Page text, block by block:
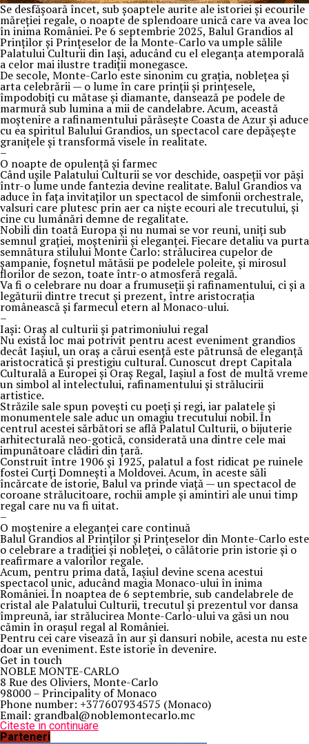
Se desfășoară încet, sub șoaptele aurite ale istoriei și ecourile
măreției regale, o noapte de splendoare unică care va avea loc
în inima României. Pe 6 septembrie 2025, Balul Grandios al
Prinților și Prințeselor de la Monte-Carlo va umple sălile
Palatului Culturii din Iași, aducând cu el eleganța atemporală
a celor mai ilustre tradiții monegasce.
De secole, Monte-Carlo este sinonim cu grația, noblețea și
arta celebrării — o lume în care prinții și prințesele,
împodobiți cu mătase și diamante, dansează pe podele de
marmură sub lumina a mii de candelabre. Acum, această
moștenire a rafinamentului părăsește Coasta de Azur și aduce
cu ea spiritul Balului Grandios, un spectacol care depășește
granițele și transformă visele în realitate.
–
O noapte de opulență și farmec
Când ușile Palatului Culturii se vor deschide, oaspeții vor păși
într-o lume unde fantezia devine realitate. Balul Grandios va
aduce în fața invitaților un spectacol de simfonii orchestrale,
valsuri care plutesc prin aer ca niște ecouri ale trecutului, și
cine cu lumânări demne de regalitate.
Nobili din toată Europa și nu numai se vor reuni, uniți sub
semnul grației, moștenirii și eleganței. Fiecare detaliu va purta
semnătura stilului Monte Carlo: strălucirea cupelor de
șampanie, foșnetul mătăsii pe podelele poleite, și mirosul
florilor de sezon, toate într-o atmosferă regală.
Va fi o celebrare nu doar a frumuseții și rafinamentului, ci și a
legăturii dintre trecut și prezent, între aristocrația
românească și farmecul etern al Monaco-ului.
–
Iași: Oraș al culturii și patrimoniului regal
Nu există loc mai potrivit pentru acest eveniment grandios
decât Iașiul, un oraș a cărui esență este pătrunsă de eleganță
aristocratică și prestigiu cultural. Cunoscut drept Capitala
Culturală a Europei și Oraș Regal, Iașiul a fost de multă vreme
un simbol al intelectului, rafinamentului și strălucirii
artistice.
Străzile sale spun povești cu poeți și regi, iar palatele și
monumentele sale aduc un omagiu trecutului nobil. În
centrul acestei sărbători se află Palatul Culturii, o bijuterie
arhitecturală neo-gotică, considerată una dintre cele mai
impunătoare clădiri din țară.
Construit între 1906 și 1925, palatul a fost ridicat pe ruinele
fostei Curți Domnești a Moldovei. Acum, în aceste săli
încărcate de istorie, Balul va prinde viață — un spectacol de
coroane strălucitoare, rochii ample și amintiri ale unui timp
regal care nu va fi uitat.
–
O moștenire a eleganței care continuă
Balul Grandios al Prinților și Prințeselor din Monte-Carlo este
o celebrare a tradiției și nobleței, o călătorie prin istorie și o
reafirmare a valorilor regale.
Acum, pentru prima dată, Iașiul devine scena acestui
spectacol unic, aducând magia Monaco-ului în inima
României. În noaptea de 6 septembrie, sub candelabrele de
cristal ale Palatului Culturii, trecutul și prezentul vor dansa
împreună, iar strălucirea Monte-Carlo-ului va găsi un nou
cămin în orașul regal al României.
Pentru cei care visează în aur și dansuri nobile, acesta nu este
doar un eveniment. Este istorie în devenire.
Get in touch
NOBLE MONTE-CARLO
8 Rue des Oliviers, Monte-Carlo
98000 – Principality of Monaco
Phone number: +377607934575 (Monaco)
Email: grandbal@noblemontecarlo.mc
Citeste in continuare
Parteneri